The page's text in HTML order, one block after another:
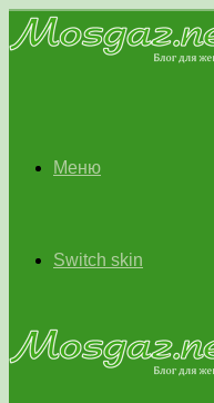
Меню
Switch skin